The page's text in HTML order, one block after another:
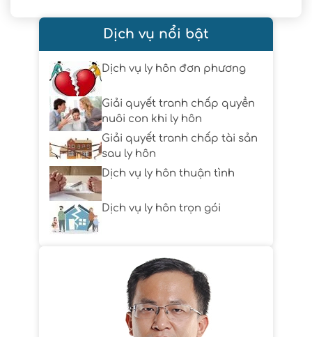
Dịch vụ nổi bật
Dịch vụ ly hôn đơn phương
Giải quyết tranh chấp quyền
nuôi con khi ly hôn
Giải quyết tranh chấp tài sản
sau ly hôn
Dịch vụ ly hôn thuận tình
Dịch vụ ly hôn trọn gói